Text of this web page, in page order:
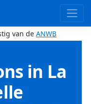
van de ANWB
in La